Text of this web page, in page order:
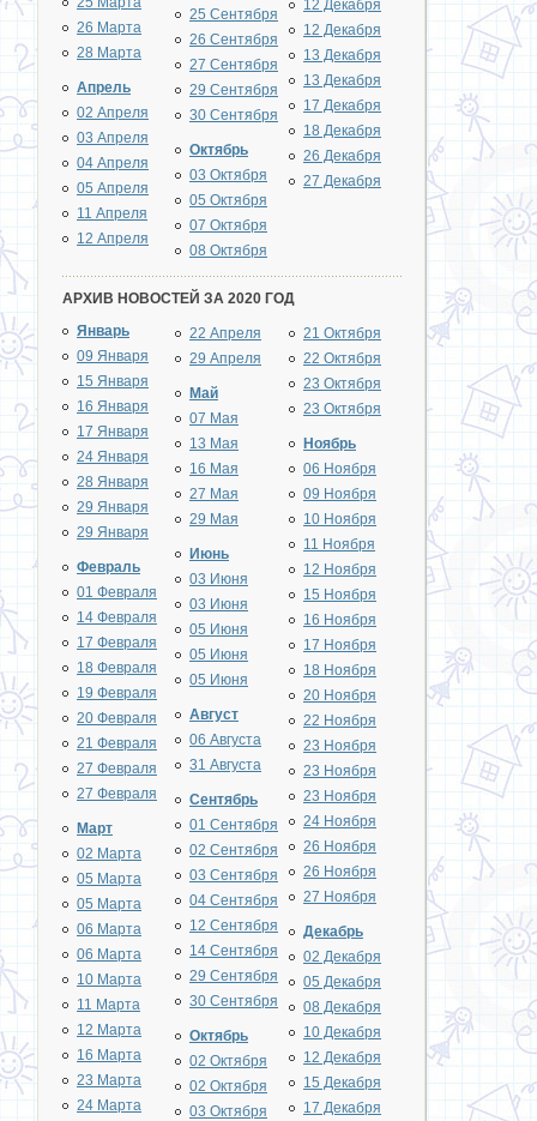
26 Марта
28 Марта
Апрель
02 Апреля
03 Апреля
04 Апреля
05 Апреля
11 Апреля
12 Апреля
25 Сентября
26 Сентября
27 Сентября
29 Сентября
30 Сентября
Октябрь
03 Октября
05 Октября
07 Октября
08 Октября
12 Декабря
12 Декабря
13 Декабря
13 Декабря
17 Декабря
18 Декабря
26 Декабря
27 Декабря
АРХИВ НОВОСТЕЙ ЗА 2020 ГОД
Январь
09 Января
15 Января
16 Января
17 Января
24 Января
28 Января
29 Января
29 Января
Февраль
01 Февраля
14 Февраля
17 Февраля
18 Февраля
19 Февраля
20 Февраля
21 Февраля
27 Февраля
27 Февраля
Март
02 Марта
05 Марта
05 Марта
06 Марта
06 Марта
10 Марта
11 Марта
12 Марта
16 Марта
23 Марта
24 Марта
22 Апреля
29 Апреля
Май
07 Мая
13 Мая
16 Мая
27 Мая
29 Мая
Июнь
03 Июня
03 Июня
05 Июня
05 Июня
05 Июня
Август
06 Августа
31 Августа
Сентябрь
01 Сентября
02 Сентября
03 Сентября
04 Сентября
12 Сентября
14 Сентября
29 Сентября
30 Сентября
Октябрь
02 Октября
02 Октября
03 Октября
21 Октября
22 Октября
23 Октября
23 Октября
Ноябрь
06 Ноября
09 Ноября
10 Ноября
11 Ноября
12 Ноября
15 Ноября
16 Ноября
17 Ноября
18 Ноября
20 Ноября
22 Ноября
23 Ноября
23 Ноября
23 Ноября
24 Ноября
26 Ноября
26 Ноября
27 Ноября
Декабрь
02 Декабря
05 Декабря
08 Декабря
10 Декабря
12 Декабря
15 Декабря
17 Декабря